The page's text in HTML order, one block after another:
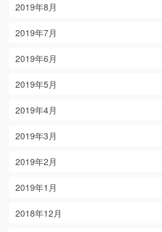
2019年8月
2019年7月
2019年6月
2019年5月
2019年4月
2019年3月
2019年2月
2019年1月
2018年12月